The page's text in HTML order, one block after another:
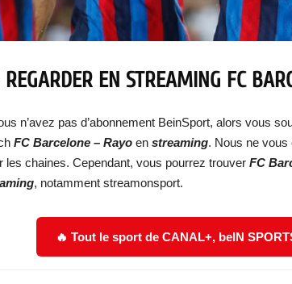
REGARDER EN STREAMING FC
n’avez pas d’abonnement BeinSport, alors vous
FC Barcelone – Rayo en streaming. Nous ne vous
les chaines. Cependant, vous pourrez trouver FC
, notamment streamonsport.
🔥 Tout le sport de CANAL+, beIN